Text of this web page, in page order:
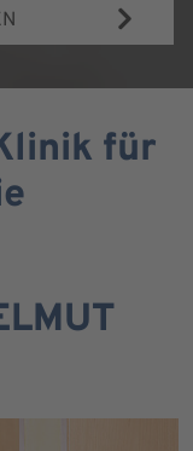
für